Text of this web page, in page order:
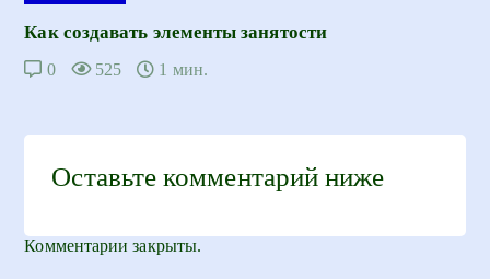
Как создавать элементы занятости
0 525 1 мин.
Оставьте комментарий ниже
Комментарии закрыты.